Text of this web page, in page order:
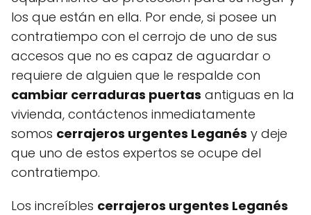
los que están en ella. Por ende, si posee un
contratiempo con el cerrojo de uno de sus
accesos que no es capaz de aguardar o
requiere de alguien que le respalde con
cambiar cerraduras puertas antiguas en la
vivienda, contáctenos inmediatamente
somos cerrajeros urgentes Leganés y deje
que uno de estos expertos se ocupe del
contratiempo.
Los increíbles cerrajeros urgentes Leganés